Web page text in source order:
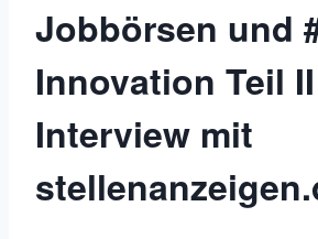
Jobbörsen und
Innovation Teil
Interview mit